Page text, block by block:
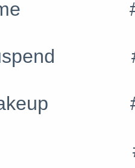
#重
#使
#从
#将域名